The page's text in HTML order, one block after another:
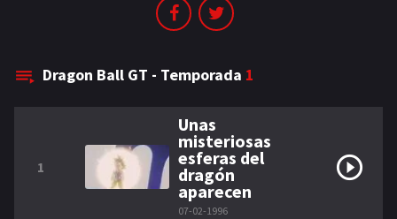
Dragon Ball GT - Temporada 1
1
Unas
misteriosas
esferas del
dragón
aparecen
07-02-1996